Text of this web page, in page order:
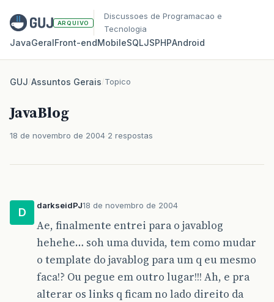
ARQUIVO
Discussoes de Programacao e
Tecnologia
JavaGeralFront‑endMobileSQLJSPHPAndroid
GUJ/Assuntos Gerais/Topico
JavaBlog
18 de novembro de 2004 2 respostas
D
darkseidPJ18 de novembro de 2004
Ae, finalmente entrei para o javablog
hehehe… soh uma duvida, tem como mudar
o template do javablog para um q eu mesmo
faca!? Ou pegue em outro lugar!!! Ah, e pra
alterar os links q ficam no lado direito da